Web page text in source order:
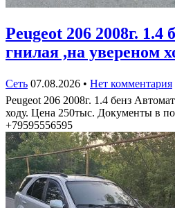
Peugeot 206 2008г. 1.4
гнилая ,на увереном
Сеть 07.08.2026 • Нет комментария
Peugeot 206 2008г. 1.4 бенз
ходу. Цена 250тыс. Документы в
+79595556595